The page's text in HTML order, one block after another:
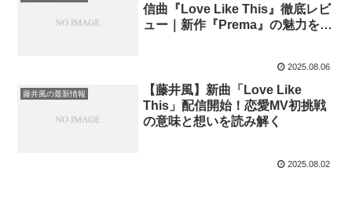
信曲『Love Like This』徹底レビ
ュー｜新作『Prema』の魅力を深
2025.08.06
藤井風の最新情報
【藤井風】新曲「Love Like
This」配信開始！恋愛MV初挑戦
の意味と想いを読み解く
2025.08.02